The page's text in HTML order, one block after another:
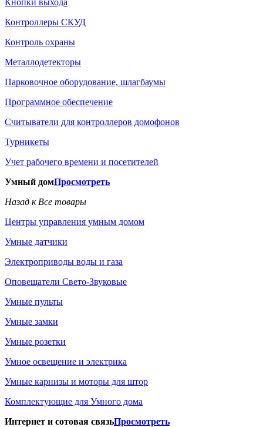
Кнопки выхода
Контроллеры СКУД
Контроль охраны
Металлодетекторы
Парковочное оборудование, шлагбаумы
Программное обеспечение
Считыватели для контроллеров домофонов
Турникеты
Учет рабочего времени и посетителей
Умный домПросмотреть
Назад к Все товары
Центры управления умным домом
Умные датчики
Электроприводы воды и газа
Оповещатели Свето-Звуковые
Умные пульты
Умные замки
Умные розетки
Умное освещение и электрика
Умные карнизы и моторы для штор
Комплектующие для Умного дома
Интернет и сотовая связьПросмотреть